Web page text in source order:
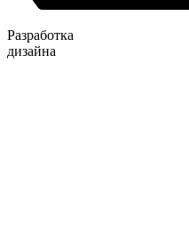
Разработка
дизайна